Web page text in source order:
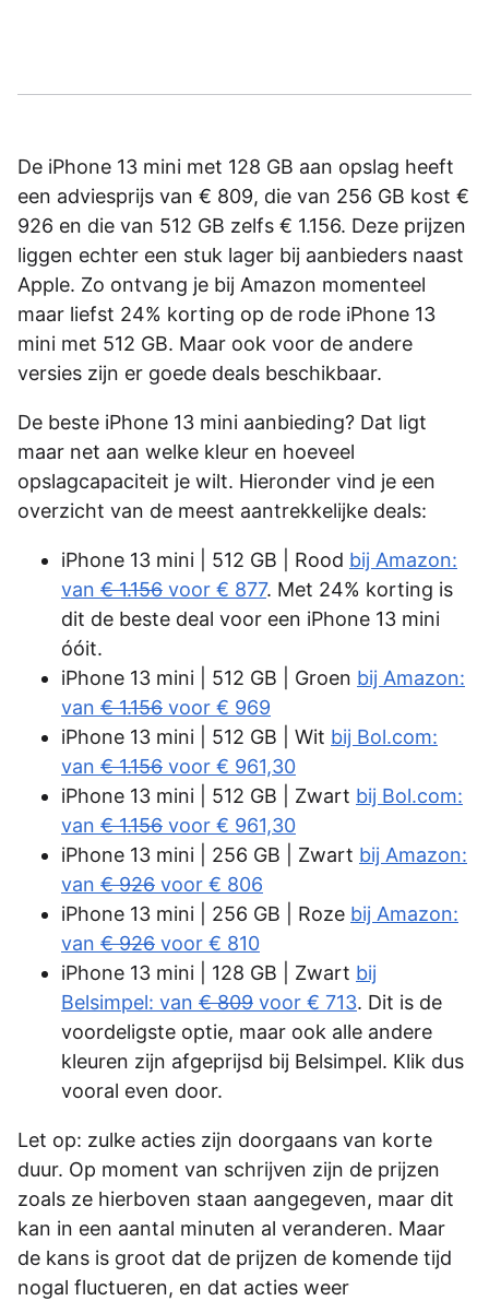
De iPhone 13 mini met 128 GB aan opslag heeft
een adviesprijs van € 809, die van 256 GB kost €
926 en die van 512 GB zelfs € 1.156. Deze prijzen
liggen echter een stuk lager bij aanbieders naast
Apple. Zo ontvang je bij Amazon momenteel
maar liefst 24% korting op de rode iPhone 13
mini met 512 GB. Maar ook voor de andere
versies zijn er goede deals beschikbaar.
De beste iPhone 13 mini aanbieding? Dat ligt
maar net aan welke kleur en hoeveel
opslagcapaciteit je wilt. Hieronder vind je een
overzicht van de meest aantrekkelijke deals:
iPhone 13 mini | 512 GB | Rood bij Amazon:
van € 1.156 voor € 877. Met 24% korting is
dit de beste deal voor een iPhone 13 mini
óóit.
iPhone 13 mini | 512 GB | Groen bij Amazon:
van € 1.156 voor € 969
iPhone 13 mini | 512 GB | Wit bij Bol.com:
van € 1.156 voor € 961,30
iPhone 13 mini | 512 GB | Zwart bij Bol.com:
van € 1.156 voor € 961,30
iPhone 13 mini | 256 GB | Zwart bij Amazon:
van € 926 voor € 806
iPhone 13 mini | 256 GB | Roze bij Amazon:
van € 926 voor € 810
iPhone 13 mini | 128 GB | Zwart bij
Belsimpel: van € 809 voor € 713. Dit is de
voordeligste optie, maar ook alle andere
kleuren zijn afgeprijsd bij Belsimpel. Klik dus
vooral even door.
Let op: zulke acties zijn doorgaans van korte
duur. Op moment van schrijven zijn de prijzen
zoals ze hierboven staan aangegeven, maar dit
kan in een aantal minuten al veranderen. Maar
de kans is groot dat de prijzen de komende tijd
nogal fluctueren, en dat acties weer